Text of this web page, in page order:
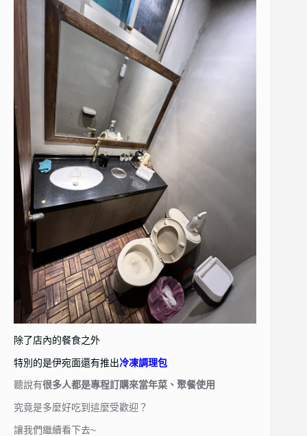
除了店內的餐食之外
特別的是伊宛面還有推出冷凍調理包
聽說有很多人都是專程訂購來當年菜、聚餐使用
究竟是多麼好吃到這麼受歡迎？
讓我們繼續看下去~